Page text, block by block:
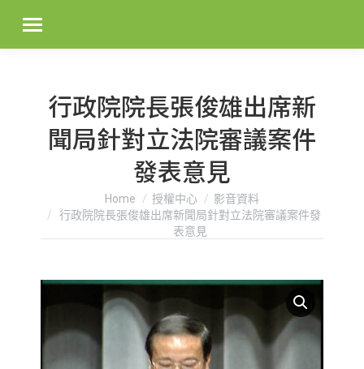
行政院院長張俊雄出席新
聞局針對立法院審議案件
發表意見
You are here:Home 授權中心
影音資料
行政院院長張俊雄出席新聞局針對立法院審議案件發
表意見